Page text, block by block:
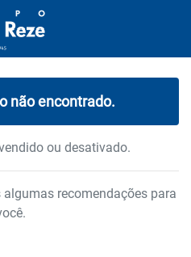
não encontrado.
ou desativado.
recomendações para